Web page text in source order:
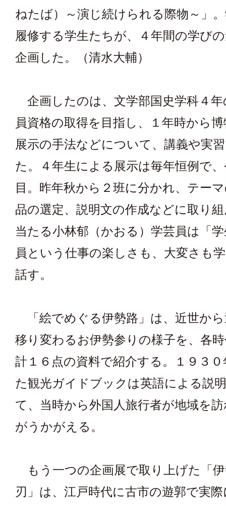
ねたば）～演じ続けられる際物～」
履修する学生たちが、４年間の学び
企画した。（清水大輔）
企画したのは、文学部国史学科４年
員資格の取得を目指し、１年時から
展示の手法などについて、講義や実
た。４年生による展示は毎年恒例で
目。昨年秋から２班に分かれ、テー
品の選定、説明文の作成などに取り
当たる小林郁（かおる）学芸員は「
員という仕事の楽しさも、大変さも
話す。
「絵でめぐる伊勢路」は、近世か
移り変わるお伊勢参りの様子を、各
計１６点の資料で紹介する。１９３
た観光ガイドブックは英語による説
て、当時から外国人旅行者が地域を
がうかがえる。
もう一つの企画展で取り上げた「
刃」は、江戸時代に古市の遊郭で実